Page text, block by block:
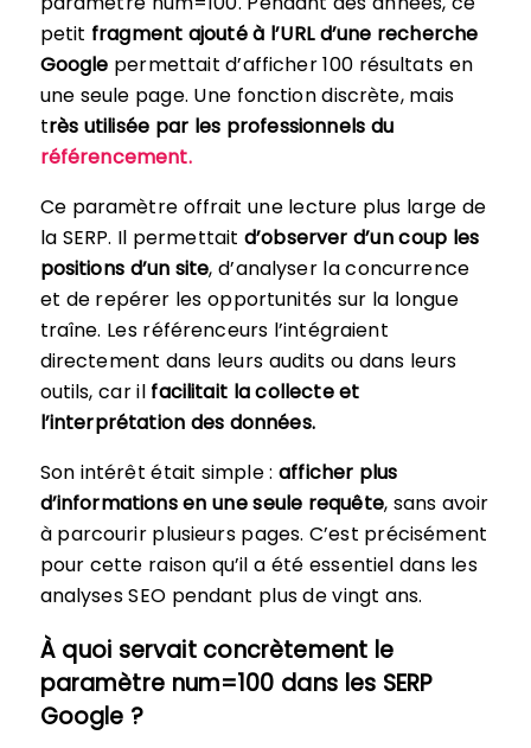
petit fragment ajouté à l’URL d’une recherche
Google permettait d’afficher 100 résultats en
une seule page. Une fonction discrète, mais
très utilisée par les professionnels du
référencement.
Ce paramètre offrait une lecture plus large de
la SERP. Il permettaitd’observer d’un coup les
positions d’un site, d’analyser la concurrence
et de repérer les opportunités sur la longue
traîne. Les référenceurs l’intégraient
directement dans leurs audits ou dans leurs
outils, car il facilitait la collecte et
l’interprétation des données.
Son intérêt était simple : afficher plus
d’informations en une seule requête, sans avoir
à parcourir plusieurs pages. C’est précisément
pour cette raison qu’il a été essentiel dans les
analyses SEO pendant plus de vingt ans.
À quoi servait concrètement le
paramètre num=100 dans les SERP
Google ?